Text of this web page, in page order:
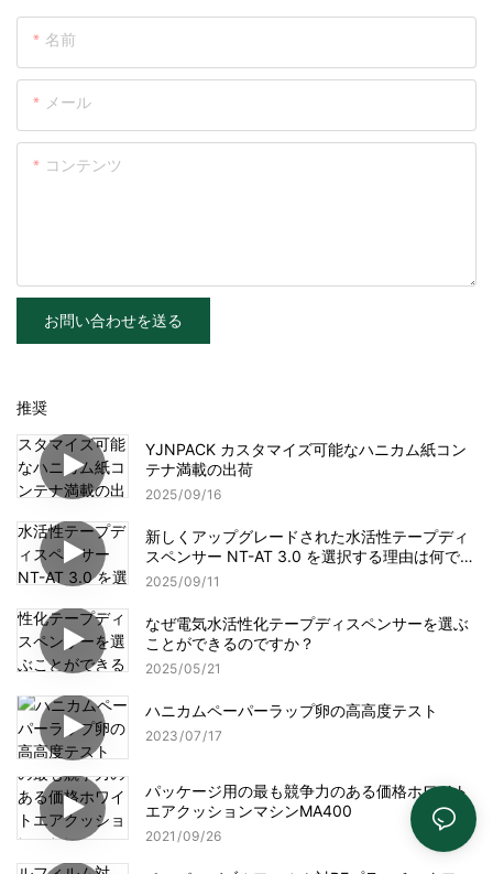
名前
メール
コンテンツ
お問い合わせを送る
推奨
YJNPACK カスタマイズ可能なハニカム紙コン
テナ満載の出荷
2025 09 16
新しくアップグレードされた水活性テープディ
スペンサー NT-AT 3.0 を選択する理由は何です
か?
2025 09 11
なぜ電気水活性化テープディスペンサーを選ぶ
ことができるのですか？
2025 05 21
ハニカムペーパーラップ卵の高高度テスト
2023 07 17
パッケージ用の最も競争力のある価格ホワイト
エアクッションマシンMA400
2021 09 26